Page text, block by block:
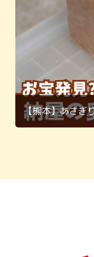
【熊本】あさぎ